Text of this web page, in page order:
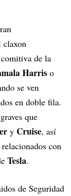
claxon
de la
Harris o
se ven
en doble fila.
que
y Cruise, así
con
Tesla.
de Seguridad